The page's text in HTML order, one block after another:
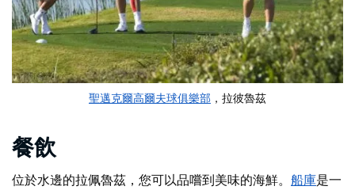
聖邁克爾高爾夫球俱樂部 ，拉彼魯茲
餐飲
位於水邊的拉佩魯茲，您可以品嚐到美味的海鮮。 船庫是一